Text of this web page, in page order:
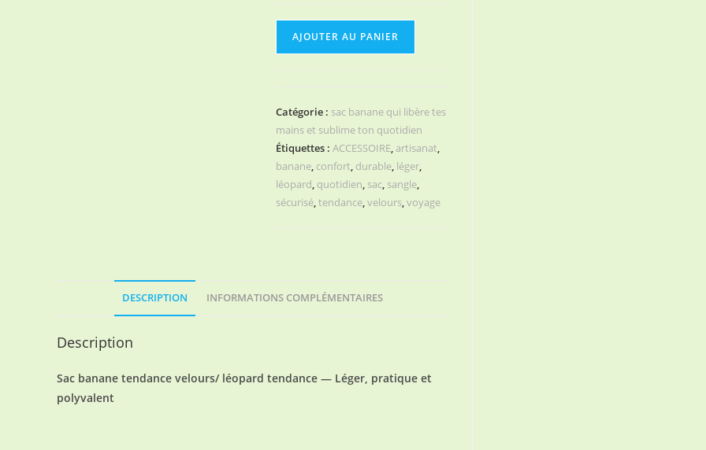
velours/
léopard
tendance
AJOUTER AU PANIER
Catégorie : sac banane qui libère tes
mains et sublime ton quotidien
Étiquettes :ACCESSOIRE,artisanat,
banane, confort, durable, léger,
léopard, quotidien, sac, sangle,
sécurisé,tendance,velours,voyage
DESCRIPTION INFORMATIONS COMPLÉMENTAIRES
Description
Sac banane tendance velours/ léopard tendance — Léger, pratique et
polyvalent